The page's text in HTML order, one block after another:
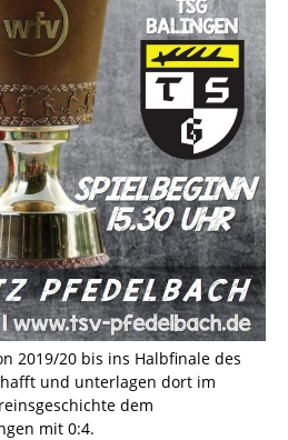
2019/20 bis ins Halbfinale des
und unterlagen dort im
dem
mit 0:4.